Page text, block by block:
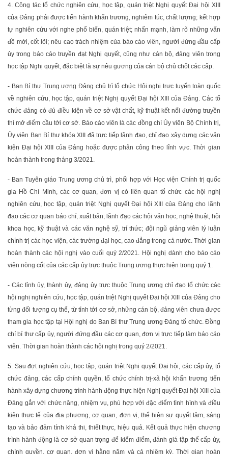
4. Công tác tổ chức nghiên cứu, học tập, quán triệt Nghị quyết Đại hội XIII
của Đảng phải được tiến hành khẩn trương, nghiêm túc, chất lượng; kết hợp
tự nghiên cứu với nghe phổ biến, quán triệt; nhấn mạnh, làm rõ những vấn
đề mới, cốt lõi; nêu cao trách nhiệm của báo cáo viên, người đứng đầu cấp
ủy trong báo cáo truyền đạt Nghị quyết, cũng như cán bộ, đảng viên trong
học tập Nghị quyết, đặc biệt là sự nêu gương của cán bộ chủ chốt các cấp.
- Ban Bí thư Trung ương Đảng chủ trì tổ chức Hội nghị trực tuyến toàn quốc
về nghiên cứu, học tập, quán triệt Nghị quyết Đại hội XIII của Đảng. Các tổ
chức đảng có đủ điều kiện về cơ sở vật chất, kỹ thuật kết nối đường truyền
thì mở điểm cầu tới cơ sở. Báo cáo viên là các đồng chí Ủy viên Bộ Chính trị,
Ủy viên Ban Bí thư khóa XIII đã trực tiếp lãnh đạo, chỉ đạo xây dựng các văn
kiện Đại hội XIII của Đảng hoặc được phân công theo lĩnh vực. Thời gian
hoàn thành trong tháng 3/2021.
- Ban Tuyên giáo Trung ương chủ trì, phối hợp với Học viện Chính trị quốc
gia Hồ Chí Minh, các cơ quan, đơn vị có liên quan tổ chức các hội nghị
nghiên cứu, học tập, quán triệt Nghị quyết Đại hội XIII của Đảng cho lãnh
đạo các cơ quan báo chí, xuất bản; lãnh đạo các hội văn học, nghệ thuật, hội
khoa học, kỹ thuật và các văn nghệ sỹ, trí thức; đội ngũ giảng viên lý luận
chính trị các học viện, các trường đại học, cao đẳng trong cả nước. Thời gian
hoàn thành các hội nghị vào cuối quý 2/2021. Hội nghị dành cho báo cáo
viên nòng cốt của các cấp ủy trực thuộc Trung ương thực hiện trong quý 1.
- Các tỉnh ủy, thành ủy, đảng ủy trực thuộc Trung ương chỉ đạo tổ chức các
hội nghị nghiên cứu, học tập, quán triệt Nghị quyết Đại hội XIII của Đảng cho
từng đối tượng cụ thể, từ tỉnh tới cơ sở, những cán bộ, đảng viên chưa được
tham gia học tập tại Hội nghị do Ban Bí thư Trung ương Đảng tổ chức. Đồng
chí bí thư cấp ủy, người đứng đầu các cơ quan, đơn vị trực tiếp làm báo cáo
viên. Thời gian hoàn thành các hội nghị trong quý 2/2021.
5. Sau đợt nghiên cứu, học tập, quán triệt Nghị quyết Đại hội, các cấp ủy, tổ
chức đảng, các cấp chính quyền, tổ chức chính trị-xã hội khẩn trương tiến
hành xây dựng chương trình hành động thực hiện Nghị quyết Đại hội XIII của
Đảng gắn với chức năng, nhiệm vụ, phù hợp với đặc điểm tình hình và điều
kiện thực tế của địa phương, cơ quan, đơn vị, thể hiện sự quyết tâm, sáng
tạo và bảo đảm tính khả thi, thiết thực, hiệu quả. Kết quả thực hiện chương
trình hành động là cơ sở quan trọng để kiểm điểm, đánh giá tập thể cấp ủy,
chính quyền, cơ quan, đơn vị hằng năm và cả nhiệm kỳ. Thời gian hoàn